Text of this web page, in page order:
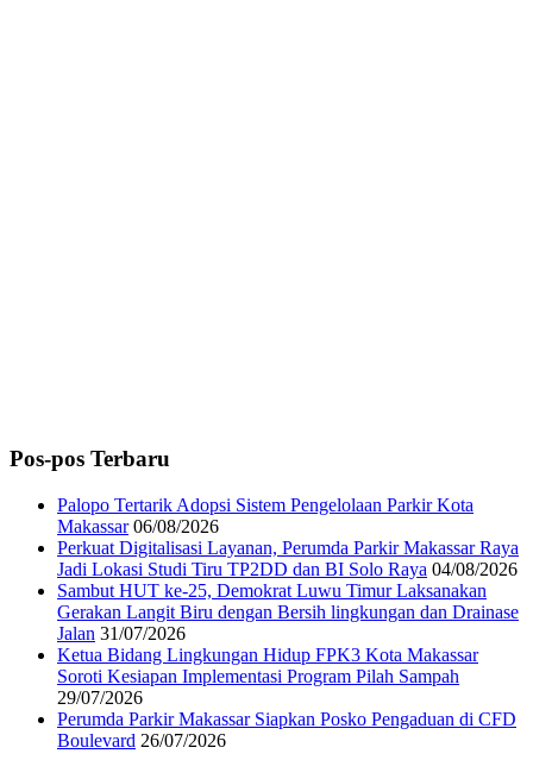
Pos-pos Terbaru
Palopo Tertarik Adopsi Sistem Pengelolaan Parkir Kota
Makassar 06/08/2026
Perkuat Digitalisasi Layanan, Perumda Parkir Makassar Raya
Jadi Lokasi Studi Tiru TP2DD dan BI Solo Raya 04/08/2026
Sambut HUT ke-25, Demokrat Luwu Timur Laksanakan
Gerakan Langit Biru dengan Bersih lingkungan dan Drainase
Jalan 31/07/2026
Ketua Bidang Lingkungan Hidup FPK3 Kota Makassar
Soroti Kesiapan Implementasi Program Pilah Sampah
29/07/2026
Perumda Parkir Makassar Siapkan Posko Pengaduan di CFD
Boulevard 26/07/2026